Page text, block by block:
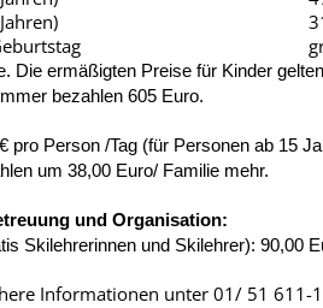
Die ermäßigten Preise für Kinder
bezahlen 605 Euro.
pro Person /Tag (für Personen ab 15
um 38,00 Euro/ Familie mehr.
und Organisation:
Skilehrerinnen und Skilehrer): 90,00
Informationen unter 01/ 51 611-